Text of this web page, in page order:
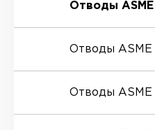
Отводы ASME
Отводы ASME B
Отводы ASME